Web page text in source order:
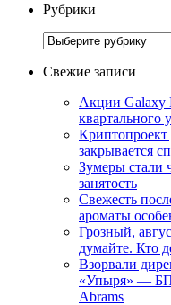
Рубрики
Рубрики
Свежие записи
Акции Galaxy
квартального
Криптопроект
закрывается
Зумеры стали
занятость
Свежесть
ароматы
Грозный,
думайте. Кто
Взорвали
«Упыря» —
Abrams